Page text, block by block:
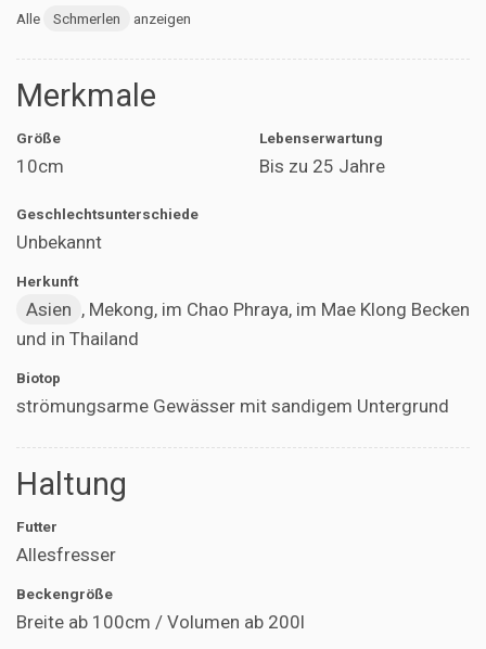
Alle Schmerlen anzeigen
Merkmale
Größe
10cm
Lebenserwartung
Bis zu 25 Jahre
Geschlechtsunterschiede
Unbekannt
Herkunft
Asien , Mekong, im Chao Phraya, im Mae Klong Becken
und in Thailand
Biotop
strömungsarme Gewässer mit sandigem Untergrund
Haltung
Futter
Allesfresser
Beckengröße
Breite ab 100cm / Volumen ab 200l